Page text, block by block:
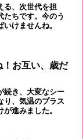
る、次世代を担
たちです。今のう
けませんね。
！お互い、歳だ
続き、大変なシー
り、気温のプラス
進みました。